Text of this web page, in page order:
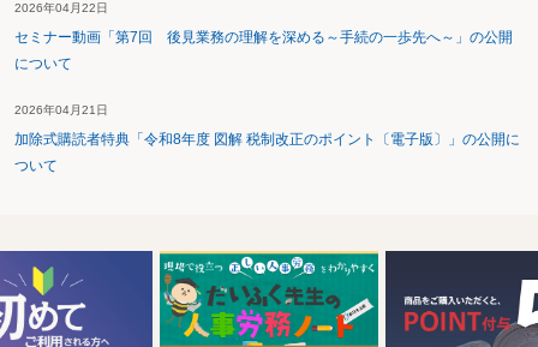
2026年04月22日
セミナー動画「第7回 後見業務の理解を深める～手続の一歩先へ～」の公開
について
2026年04月21日
加除式購読者特典「令和8年度 図解 税制改正のポイント〔電子版〕」の公開に
ついて